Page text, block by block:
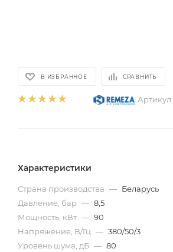
В ИЗБРАННОЕ СРАВНИТЬ
Артикул:
Характеристики
Страна производства — Беларусь
Давление, бар — 8,5
Мощность, кВт — 90
Напряжение, В/Гц — 380/50/3
Уровень шума, дБ — 80